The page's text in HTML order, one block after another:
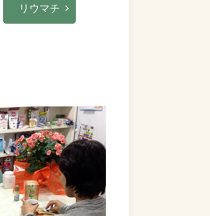
リウマチ